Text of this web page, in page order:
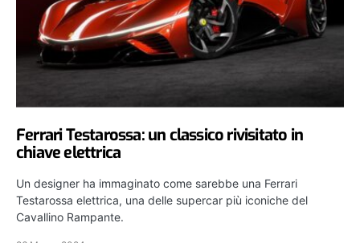
Ferrari Testarossa: un classico rivisitato in
chiave elettrica
Un designer ha immaginato come sarebbe una Ferrari
Testarossa elettrica, una delle supercar più iconiche del
Cavallino Rampante.